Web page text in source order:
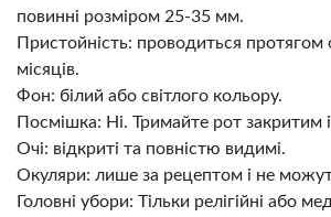
повинні розміром 25-35 мм.
Пристойність: проводиться протягом
місяців.
Фон: білий або світлого кольору.
Посмішка: Ні. Тримайте рот закритим
Очі: відкриті та повністю видимі.
Окуляри: лише за рецептом і не
Головні убори: Тільки релігійні або